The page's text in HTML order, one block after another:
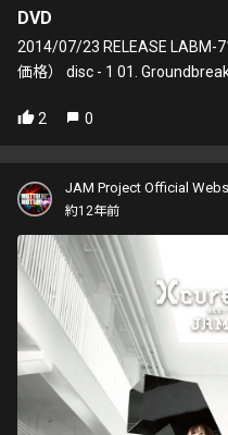
DVD
2014/07/23 RELEASE LABM-
価格） disc - 1 01.
2 0
JAM Project Official
約12年前